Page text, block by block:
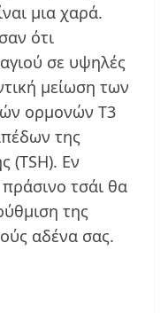
μια χαρά.
ότι
σε υψηλές
μείωση των
ορμονών Τ3
της
(TSH). Εν
τσάι θα
της
αδένα σας.